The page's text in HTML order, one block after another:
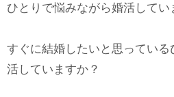
ひとりで悩みながら婚活してい
すぐに結婚したいと思ってい
活していますか？